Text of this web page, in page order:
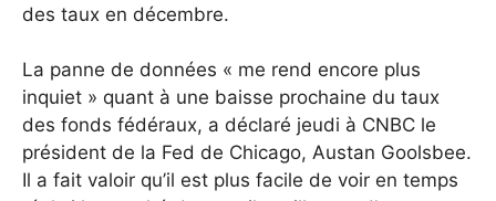
des taux en décembre.
La panne de données « me rend encore plus
inquiet » quant à une baisse prochaine du taux
des fonds fédéraux, a déclaré jeudi à CNBC le
président de la Fed de Chicago, Austan Goolsbee.
Il a fait valoir qu’il est plus facile de voir en temps